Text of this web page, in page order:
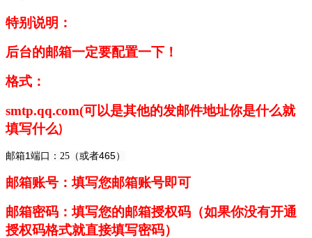
特别说明：
后台的邮箱一定要配置一下！
格式：
smtp.qq.com(可以是其他的发邮件地址你是什么就
填写什么)
邮箱1端口 ： 25 （或者465）
邮箱账号：填写您邮箱账号即可
邮箱密码：填写您的邮箱授权码（如果你没有开通
授权码格式就直接填写密码）